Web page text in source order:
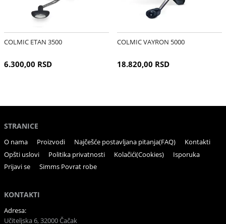
COLMIC ETAN 3500
6.300,00 RSD
COLMIC VAYRON 5000
18.820,00 RSD
STRANICE
O nama Proizvodi Najčešće postavljana pitanja(FAQ)
Kontakti
Opšti uslovi
Politika privatnosti Kolačići(Cookies)
Isporuka
Prijavi se
Simms Povrat robe
KONTAKTI
Adresa:
Učiteljska 6, 32000 Čačak